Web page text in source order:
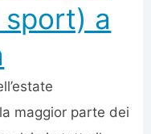
a
maggior parte dei